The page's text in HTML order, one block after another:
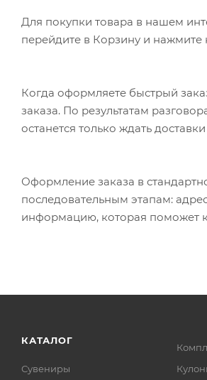
Для покупки товара в нашем
перейдите в Корзину и нажмите
Когда оформляете быстрый
заказа. По результатам
останется только ждать
Оформление заказа в
последовательным этапам:
информацию, которая поможет
КАТАЛОГ
Сувениры